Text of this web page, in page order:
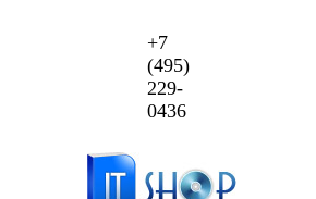
+7
(495)
229-
0436